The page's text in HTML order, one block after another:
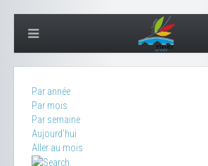
Par année
Par mois
Par semaine
Aujourd'hui
Aller au mois